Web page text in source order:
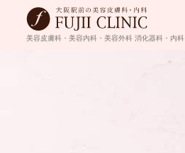
美容皮膚科・美容内科・美容外科 消化器科・内科